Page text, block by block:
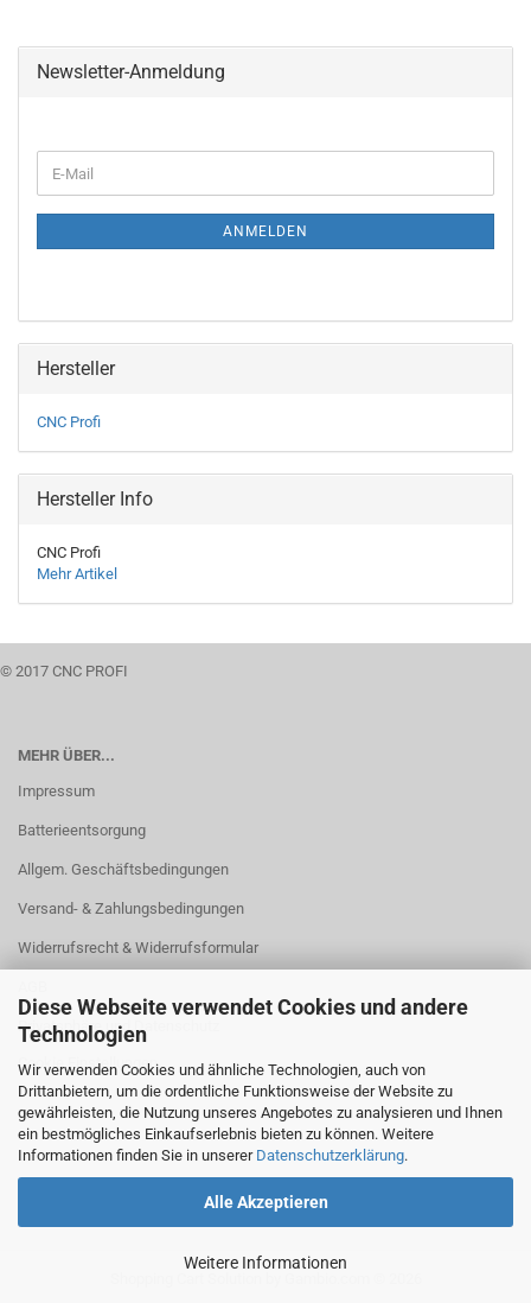
Diese Webseite verwendet Cookies und andere
Technologien
Wir verwenden Cookies und ähnliche Technologien, auch von
Drittanbietern, um die ordentliche Funktionsweise der Website zu
gewährleisten, die Nutzung unseres Angebotes zu analysieren und Ihnen
ein bestmögliches Einkaufserlebnis bieten zu können. Weitere
Informationen finden Sie in unserer Datenschutzerklärung.
Alle Akzeptieren
Weitere Informationen
Newsletter-Anmeldung
ZUR
E-
Mail
ANMELDEN
Hersteller
CNC Profi
Hersteller Info
CNC Profi
Mehr Artikel
© 2017 CNC PROFI
MEHR ÜBER...
Impressum
Batterieentsorgung
Allgem. Geschäftsbedingungen
Versand- & Zahlungsbedingungen
Widerrufsrecht & Widerrufsformular
Privatsphäre und Datenschutz
Cookie Einstellungen